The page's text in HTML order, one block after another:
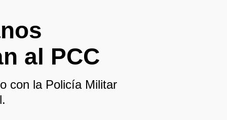
al PCC
con la Policía Militar